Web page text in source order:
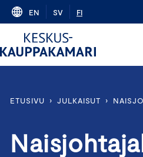
Skip
content
EN SV FI
ETUSIVU › JULKAISUT ›